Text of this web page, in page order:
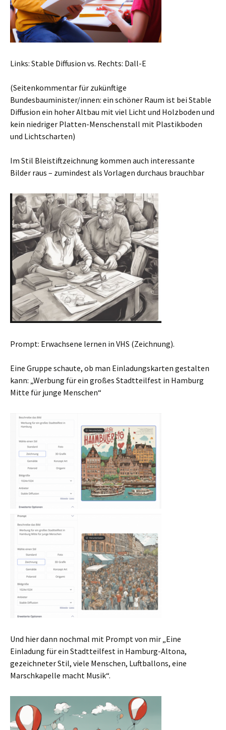
Links: Stable Diffusion vs. Rechts: Dall-E
(Seitenkommentar für zukünftige
Bundesbauminister/innen: ein schöner Raum ist bei Stable
Diffusion ein hoher Altbau mit viel Licht und Holzboden und
kein niedriger Platten-Menschenstall mit Plastikboden
und Lichtscharten)
Im Stil Bleistiftzeichnung kommen auch interessante
Bilder raus – zumindest als Vorlagen durchaus brauchbar
Prompt: Erwachsene lernen in VHS (Zeichnung).
Eine Gruppe schaute, ob man Einladungskarten gestalten
kann: „Werbung für ein großes Stadtteilfest in Hamburg
Mitte für junge Menschen“
Und hier dann nochmal mit Prompt von mir „Eine
Einladung für ein Stadtteilfest in Hamburg-Altona,
gezeichneter Stil, viele Menschen, Luftballons, eine
Marschkapelle macht Musik“.